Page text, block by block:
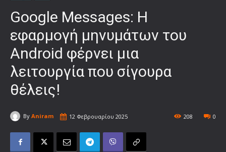
Google Messages: Η
εφαρμογή μηνυμάτων του
Android φέρνει μια
λειτουργία που σίγουρα
θέλεις!
By Aniram 12 Φεβρουαρίου 2025 0
208